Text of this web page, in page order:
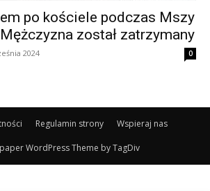
po kościele podczas Mszy
Mężczyzna został zatrzymany
2024 0
Regulamin strony Wspieraj nas
WordPress Theme by TagDiv